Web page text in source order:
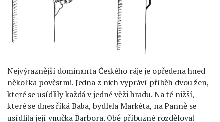
Nejvýraznější dominanta Českého ráje je opředena hned
několika pověstmi. Jedna z nich vypráví příběh dvou žen,
které se usídlily každá v jedné věži hradu. Na té nižší,
které se dnes říká Baba, bydlela Markéta, na Panně se
usídlila její vnučka Barbora. Obě příbuzné rozděloval